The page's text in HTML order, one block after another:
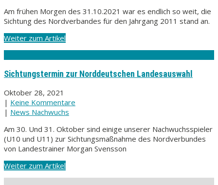
Am frühen Morgen des 31.10.2021 war es endlich so weit, die
Sichtung des Nordverbandes für den Jahrgang 2011 stand an.
Weiter zum Artikel
Sichtungstermin zur Norddeutschen Landesauswahl
Oktober 28, 2021
| Keine Kommentare
| News Nachwuchs
Am 30. Und 31. Oktober sind einige unserer Nachwuchsspieler
(U10 und U11) zur Sichtungsmaßnahme des Nordverbundes
von Landestrainer Morgan Svensson
Weiter zum Artikel